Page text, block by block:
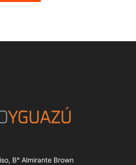
B° Almirante Brown